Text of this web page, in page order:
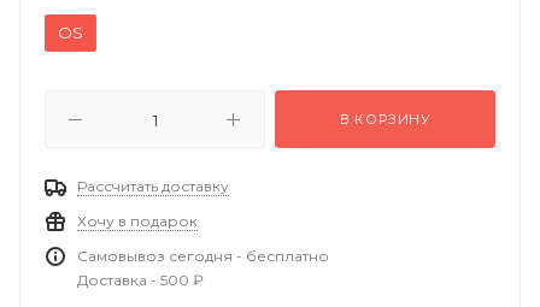
OS
В КОРЗИНУ
Рассчитать доставку
Хочу в подарок
Самовывоз сегодня - бесплатно
Доставка - 500 ₽